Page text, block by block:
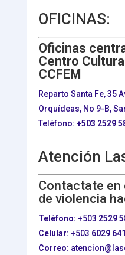
OFICINAS:
Oficinas
Centro
CCFEM
Reparto Santa Fe, 35
Orquídeas, No 9-B,
Teléfono: +503 2529
Atención
Contactate en
de violencia
Teléfono: +503 2529
Celular: +503 6029
Correo: